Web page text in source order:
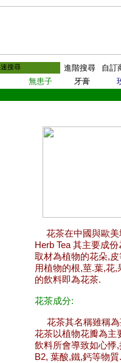
進階搜尋
自訂
無患子 牙膏
花茶在中國與歐美
Herb Tea 其主要成
取材為植物的花朵,
用植物的根,莖.葉,花
的飲料即為花茶.
花茶成分:
花茶其名稱雖稱為
花茶以植物花瓣為主
飲料所會導致如心悸
B2, 葉酸,鐵,鈣等物